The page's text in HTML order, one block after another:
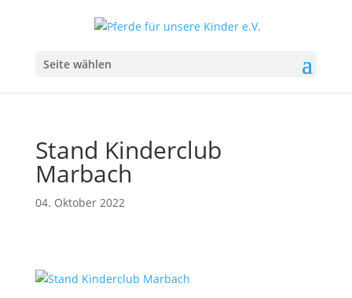
Seite wählen
Stand Kinderclub
Marbach
04. Oktober 2022